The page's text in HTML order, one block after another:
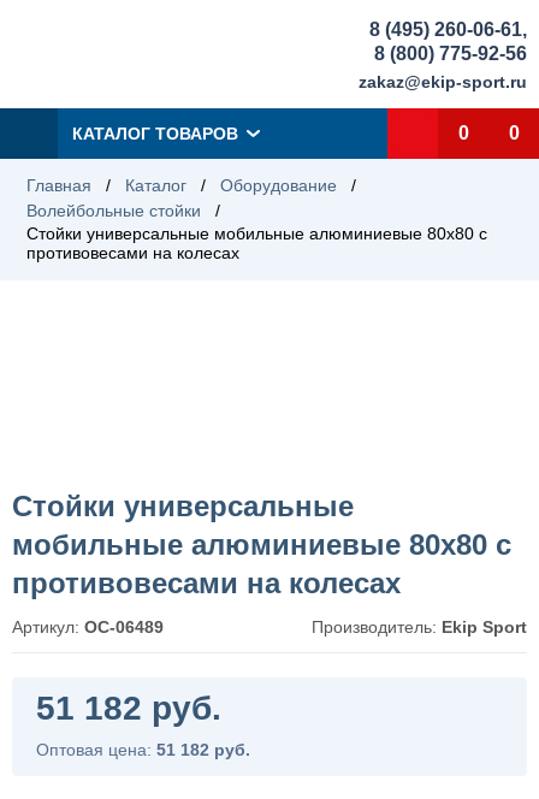
8 (495) 260-06-61,
8 (800) 775-92-56
zakaz@ekip-sport.ru
КАТАЛОГ ТОВАРОВ 0 0
Главная / Каталог / Оборудование
/
Волейбольные стойки
/
Стойки универсальные мобильные алюминиевые 80х80 с
противовесами на колесах
Стойки универсальные
мобильные алюминиевые 80х80 с
противовесами на колесах
Артикул: ОС-06489 Производитель: Ekip Sport
51 182 руб.
Оптовая цена: 51 182 руб.